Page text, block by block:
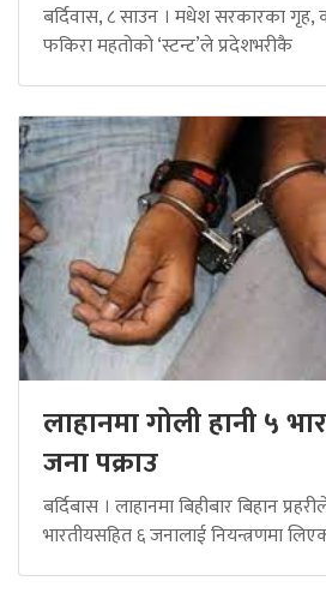
बर्दिवास, ८ साउन । मधेश सरकारका गृह,
फकिरा महतोको ‘स्टन्ट’ले प्रदेशभरीकै
लाहानमा गोली हानी ५
जना पक्राउ
बर्दिबास । लाहानमा बिहीबार बिहान
भारतीयसहित ६ जनालाई नियन्त्रणमा